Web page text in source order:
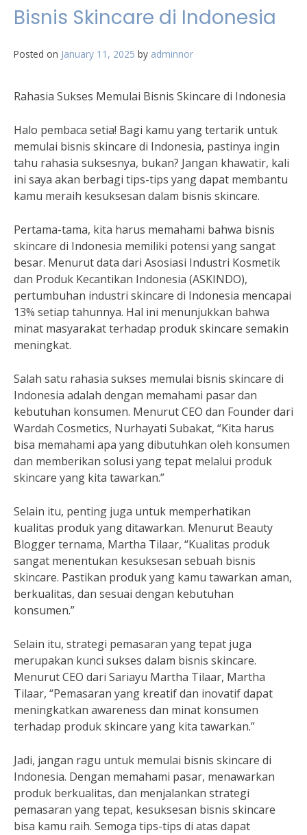
Bisnis Skincare di Indonesia
Posted on January 11, 2025 by adminnor
Rahasia Sukses Memulai Bisnis Skincare di Indonesia
Halo pembaca setia! Bagi kamu yang tertarik untuk
memulai bisnis skincare di Indonesia, pastinya ingin
tahu rahasia suksesnya, bukan? Jangan khawatir, kali
ini saya akan berbagi tips-tips yang dapat membantu
kamu meraih kesuksesan dalam bisnis skincare.
Pertama-tama, kita harus memahami bahwa bisnis
skincare di Indonesia memiliki potensi yang sangat
besar. Menurut data dari Asosiasi Industri Kosmetik
dan Produk Kecantikan Indonesia (ASKINDO),
pertumbuhan industri skincare di Indonesia mencapai
13% setiap tahunnya. Hal ini menunjukkan bahwa
minat masyarakat terhadap produk skincare semakin
meningkat.
Salah satu rahasia sukses memulai bisnis skincare di
Indonesia adalah dengan memahami pasar dan
kebutuhan konsumen. Menurut CEO dan Founder dari
Wardah Cosmetics, Nurhayati Subakat, “Kita harus
bisa memahami apa yang dibutuhkan oleh konsumen
dan memberikan solusi yang tepat melalui produk
skincare yang kita tawarkan.”
Selain itu, penting juga untuk memperhatikan
kualitas produk yang ditawarkan. Menurut Beauty
Blogger ternama, Martha Tilaar, “Kualitas produk
sangat menentukan kesuksesan sebuah bisnis
skincare. Pastikan produk yang kamu tawarkan aman,
berkualitas, dan sesuai dengan kebutuhan
konsumen.”
Selain itu, strategi pemasaran yang tepat juga
merupakan kunci sukses dalam bisnis skincare.
Menurut CEO dari Sariayu Martha Tilaar, Martha
Tilaar, “Pemasaran yang kreatif dan inovatif dapat
meningkatkan awareness dan minat konsumen
terhadap produk skincare yang kita tawarkan.”
Jadi, jangan ragu untuk memulai bisnis skincare di
Indonesia. Dengan memahami pasar, menawarkan
produk berkualitas, dan menjalankan strategi
pemasaran yang tepat, kesuksesan bisnis skincare
bisa kamu raih. Semoga tips-tips di atas dapat